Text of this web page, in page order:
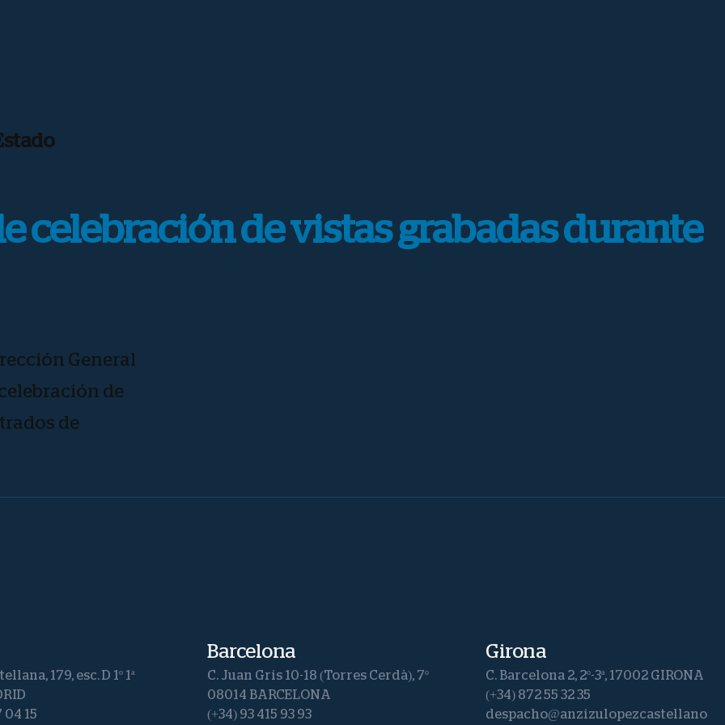
celebración de vistas grabadas durante
General
de
de
179, esc. D 1º 1ª
04 15
Barcelona
C. Juan Gris 10-18 (Torres Cerdà), 7º
08014 BARCELONA
(+34) 93 415 93 93
Girona
C. Barcelona 2, 2º-3ª, 17002 GIRONA
(+34) 872 55 32 35
despacho@anzizulopezcastellano